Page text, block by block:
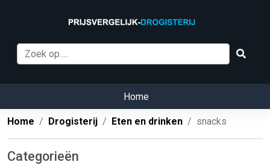
Home
Home Drogisterij Eten en drinken snacks
Categorieën